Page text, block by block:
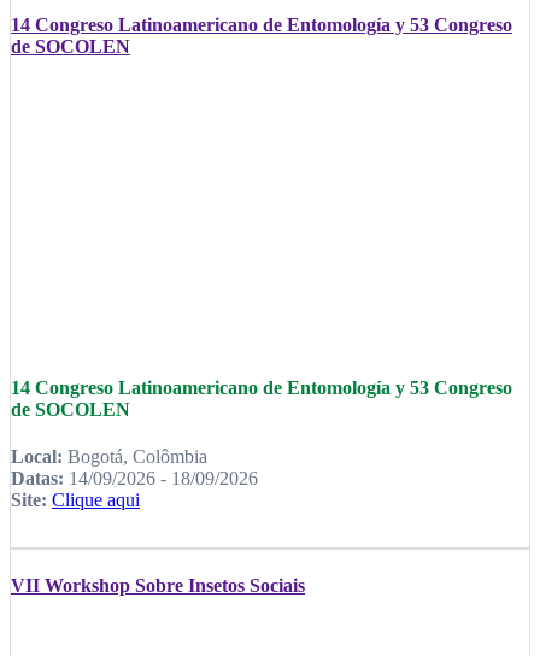
14 Congreso Latinoamericano de Entomología y 53 Congreso
de SOCOLEN
14 Congreso Latinoamericano de Entomología y 53 Congreso
de SOCOLEN
Local: Bogotá, Colômbia
Datas: 14/09/2026 - 18/09/2026
Site: Clique aqui
VII Workshop Sobre Insetos Sociais